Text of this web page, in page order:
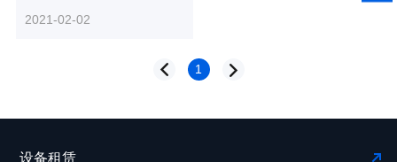
2021-02-02
1
设备租赁